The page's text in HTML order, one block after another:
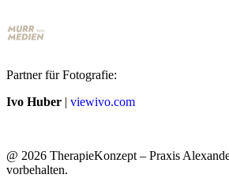
Partner für Fotografie:
Ivo Huber | viewivo.com
@ 2026 TherapieKonzept – Praxis
vorbehalten.